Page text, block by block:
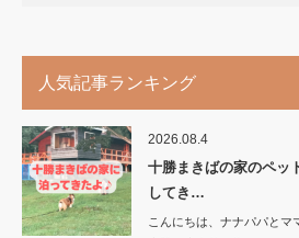
人気記事ランキング
2026.08.4
十勝まきばの家のペッ
してき…
こんにちは、ナナパパとマ